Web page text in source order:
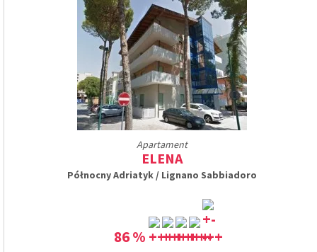
Apartament
ELENA
Północny Adriatyk / Lignano Sabbiadoro
86 %